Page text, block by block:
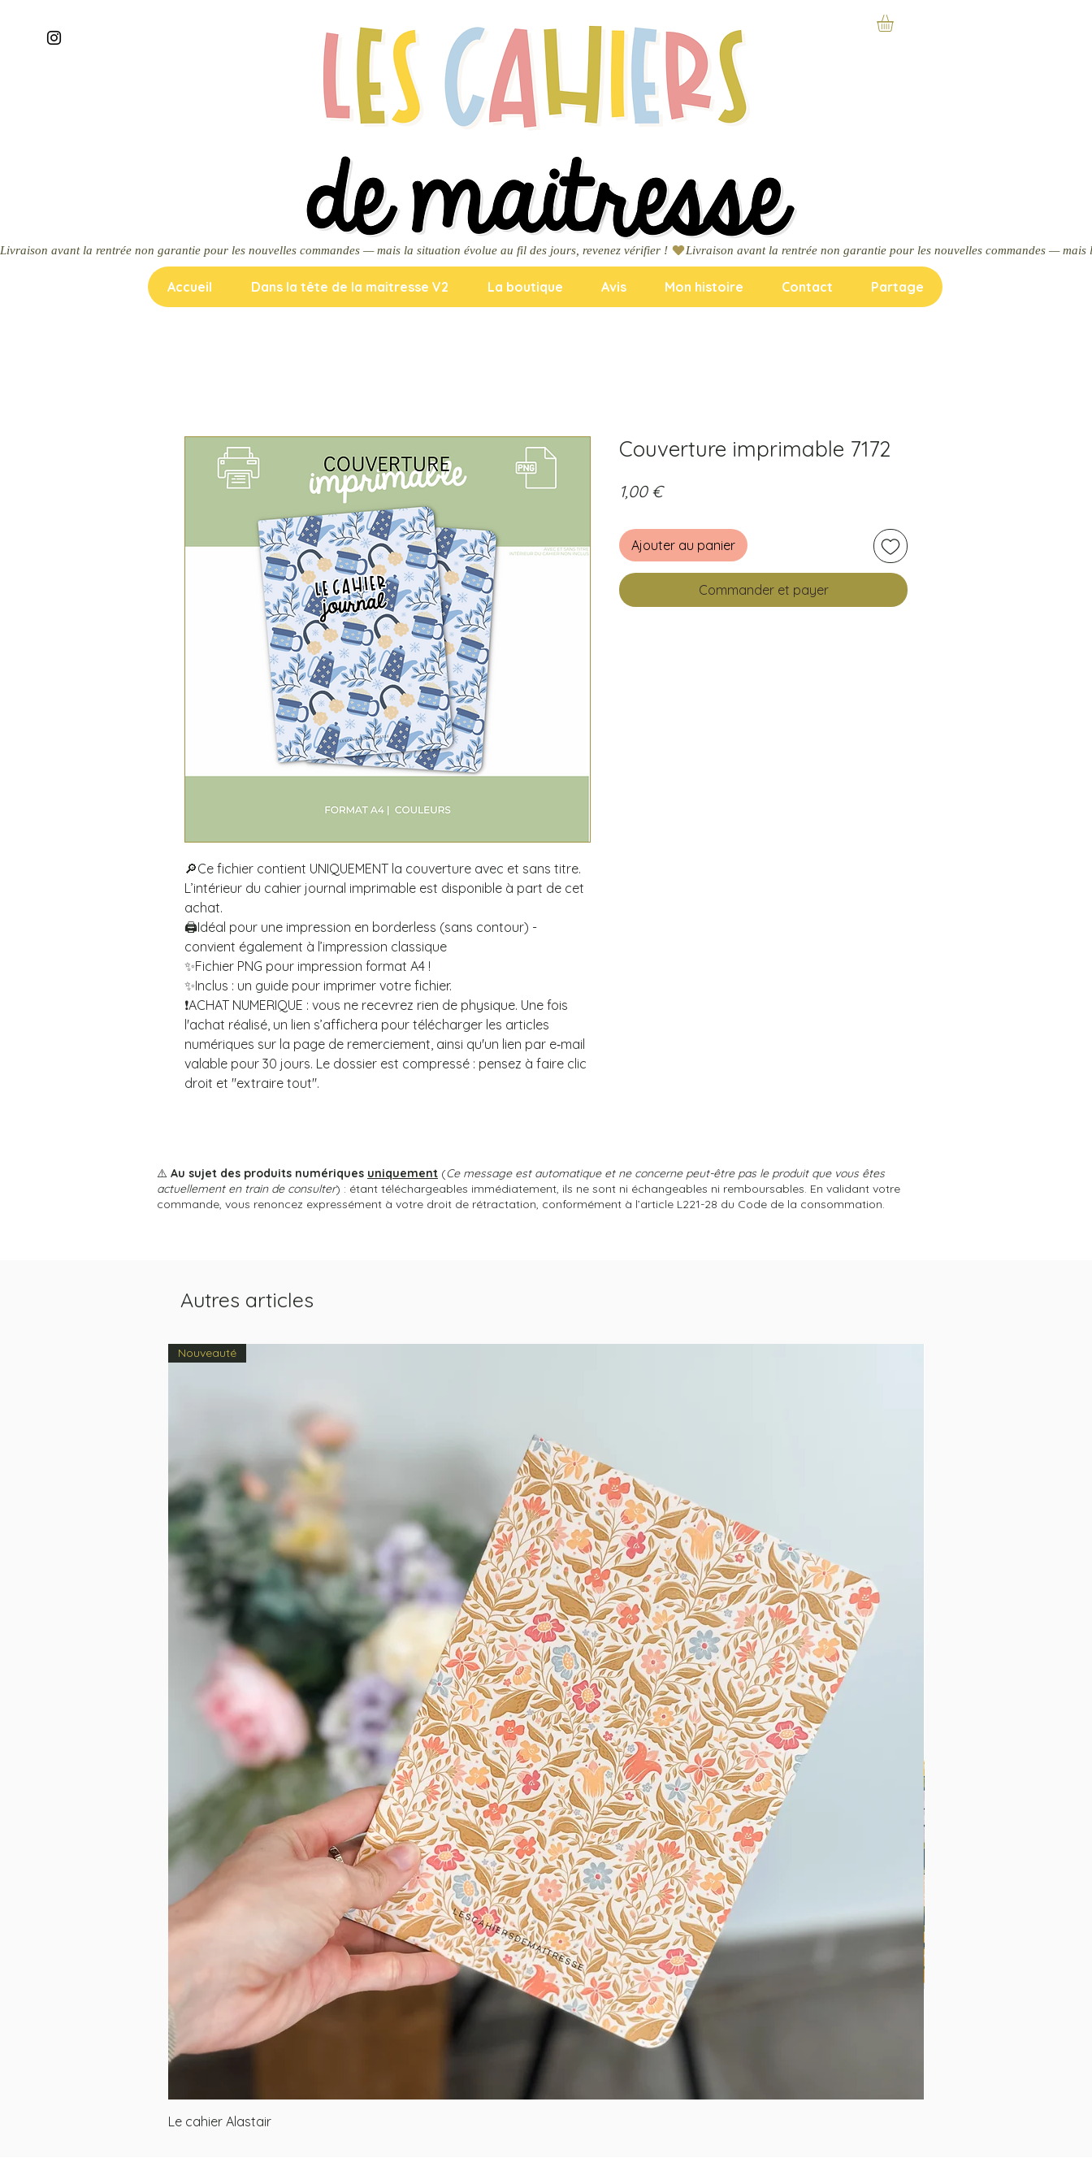
Livraison avant la rentrée non garantie pour les nouvelles commandes — mais la situation évolue au fil des jours, revenez vérifier !
Accueil Dans la tête de la maitresse V2 La boutique Avis Mon histoire Contact Partage
🔎Ce fichier contient UNIQUEMENT la couverture avec et sans titre.
L’intérieur du cahier journal imprimable est disponible à part de cet
achat.
🖨️Idéal pour une impression en borderless (sans contour) -
convient également à l’impression classique
✨Fichier PNG pour impression format A4 !
✨Inclus : un guide pour imprimer votre fichier.
❗ACHAT NUMERIQUE : vous ne recevrez rien de physique. Une fois
l'achat réalisé, un lien s’affichera pour télécharger les articles
numériques sur la page de remerciement, ainsi qu'un lien par e‑mail
valable pour 30 jours. Le dossier est compressé : pensez à faire clic
droit et "extraire tout".
Couverture imprimable 7172
1,00 €Prix
Ajouter au panier
Commander et payer
⚠️ Au sujet des produits numériques uniquement (Ce message est automatique et ne concerne peut-être pas le produit que vous êtes
actuellement en train de consulter) : étant téléchargeables immédiatement, ils ne sont ni échangeables ni remboursables. En validant votre
commande, vous renoncez expressément à votre droit de rétractation, conformément à l’article L221-28 du Code de la consommation.
Autres articles
Nouveauté
Le cahier Alastair